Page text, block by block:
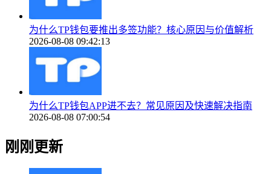
为什么TP钱包要推出多签功能？核心原因与价值解析
2026-08-08 09:42:13
为什么TP钱包APP进不去？常见原因及快速解决指南
2026-08-08 07:00:54
刚刚更新